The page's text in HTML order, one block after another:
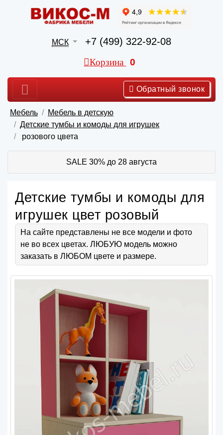
МСК +7 (499) 322-92-08
Корзина 0
Обратный звонок
Мебель
Мебель в детскую
Детские тумбы и комоды для игрушек
розового цвета
SALE 30% до 28 августа
Детские тумбы и комоды для
игрушек цвет розовый
На сайте представлены не все модели и фото
не во всех цветах. ЛЮБУЮ модель можно
заказать в ЛЮБОМ цвете и размере.